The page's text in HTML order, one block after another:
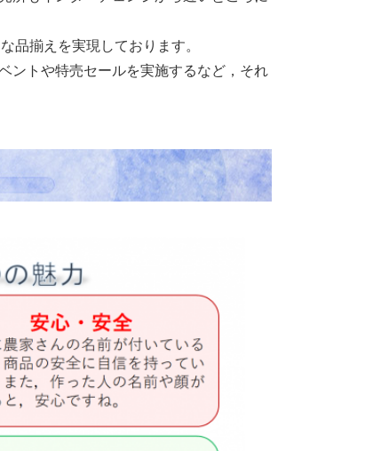
品揃えを実現しております。
ントや特売セールを実施するなど，それ